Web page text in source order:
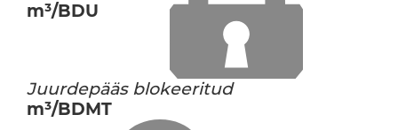
m³/BDU
Juurdepääs blokeeritud
m³/BDMT